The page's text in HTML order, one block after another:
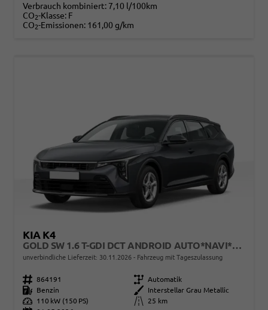
Verbrauch kombiniert: 7,10 l/100km
CO2-Klasse: F
CO2-Emissionen: 161,00 g/km
KIA K4
GOLD SW 1.6 T-GDI DCT ANDROID AUTO*NAVI*TOTWINKEL*SHZ*KAMERA*PRIVACYGLAS*ACC*KEYLESS*2Z KLIMAAUTO*
unverbindliche Lieferzeit: 30.11.2026 Fahrzeug mit Tageszulassung
Fahrzeugnr. 864191 Getriebe Automatik
Kraftstoff
Benzin Außenfarbe
Interstellar Grau Metallic
Leistung
110 kW (150 PS) Kilometerstand
25 km